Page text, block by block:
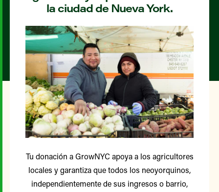
la ciudad de Nueva York.
Tu donación a GrowNYC apoya a los agricultores
locales y garantiza que todos los neoyorquinos,
independientemente de sus ingresos o barrio,